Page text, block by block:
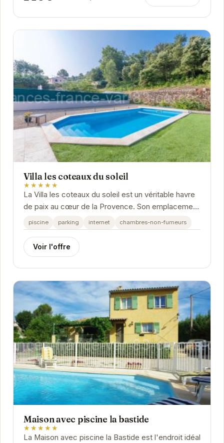
Villa les coteaux du soleil
★★★★★
La Villa les coteaux du soleil est un véritable havre
de paix au cœur de la Provence. Son emplacement
privilégié à Carcès offre un accès...
piscine parking internet chambres-non-fumeurs
Voir l'offre
Maison avec piscine la bastide
★★★★★
La Maison avec piscine la Bastide est l'endroit idéal